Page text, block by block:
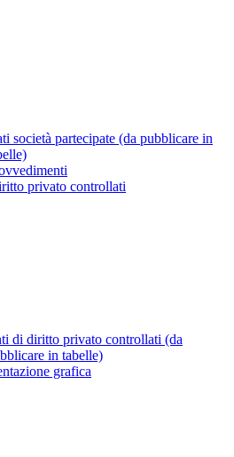
società partecipate (da pubblicare in
privato controllati
di diritto privato controllati (da
in tabelle)
grafica